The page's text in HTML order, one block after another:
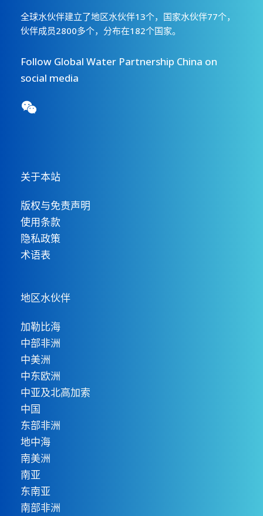
全球水伙伴建立了地区水伙伴13个，国家水伙伴77个，
伙伴成员2800多个，分布在182个国家。
Follow Global Water Partnership China on
social media
关于本站
版权与免责声明
使用条款
隐私政策
术语表
地区水伙伴
加勒比海
中部非洲
中美洲
中东欧洲
中亚及北高加索
中国
东部非洲
地中海
南美洲
南亚
东南亚
南部非洲